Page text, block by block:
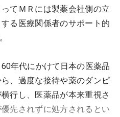
てＭＲには製薬会社側の立
る医療関係者のサポート的
年代にかけて日本の医薬品
、過度な接待や薬のダンピ
行し、医薬品が本来重視さ
先されずに処方されるとい